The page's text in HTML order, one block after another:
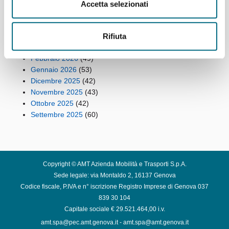
Accetta selezionati
Rifiuta
(64)
Maggio 2026(48)
Febbraio 2026(49)
Gennaio 2026 (53)
Dicembre 2025 (42)
Novembre 2025 (43)
Ottobre 2025 (42)
Settembre 2025 (60)
Copyright © AMT Azienda Mobilità e Trasporti S.p.A.
Sede legale: via Montaldo 2, 16137 Genova
Codice fiscale, P.IVA e n° iscrizione Registro Imprese di Genova 037
839 30 104
Capitale sociale € 29.521.464,00 i.v.
amt.spa@pec.amt.genova.it- amt.spa@amt.genova.it